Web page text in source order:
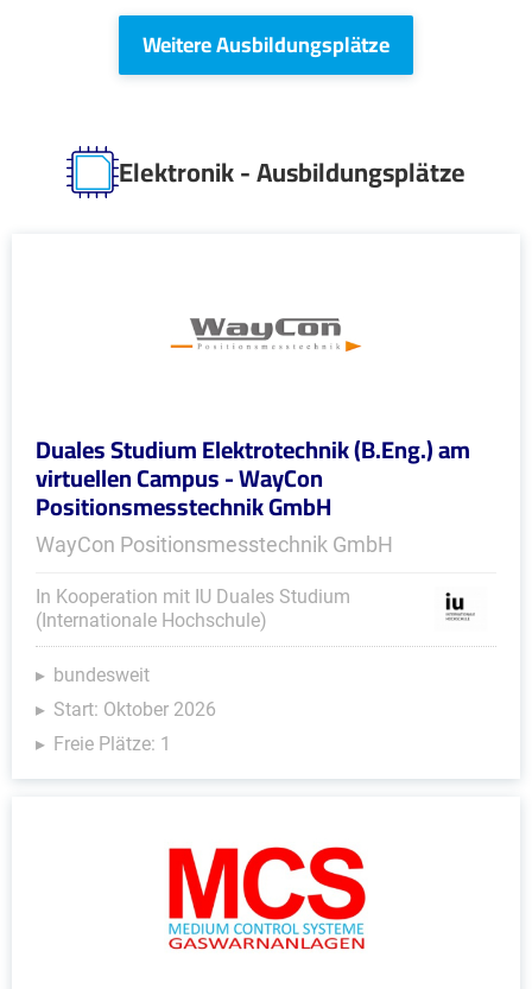
Weitere Ausbildungsplätze
Elektronik - Ausbildungsplätze
Duales Studium Elektrotechnik (B.Eng.) am
virtuellen Campus - WayCon
Positionsmesstechnik GmbH
WayCon Positionsmesstechnik GmbH
In Kooperation mit IU Duales Studium
(Internationale Hochschule)
bundesweit
Start: Oktober 2026
Freie Plätze: 1